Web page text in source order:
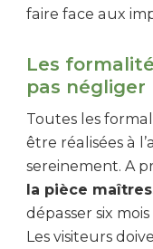
faire face aux
Les
pas négliger
Toutes les
être réalisées à
sereinement. A
la pièce
dépasser six
Les visiteurs